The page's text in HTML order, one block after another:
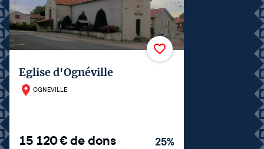
Eglise d'Ognéville
OGNEVILLE
15 120€de dons 25%